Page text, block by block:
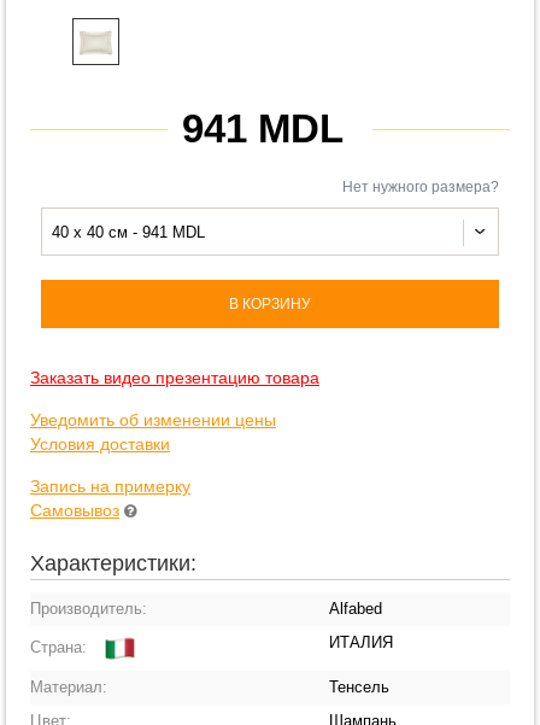
941 MDL
Нет нужного размера?
40 x 40 см - 941 MDL
В КОРЗИНУ
Заказать видео презентацию товара
Уведомить об изменении цены
Условия доставки
Запись на примерку
Самовывоз
Характеристики:
Производитель: Alfabed
Страна: ИТАЛИЯ
Материал:
Тенсель
Цвет:
Шампань